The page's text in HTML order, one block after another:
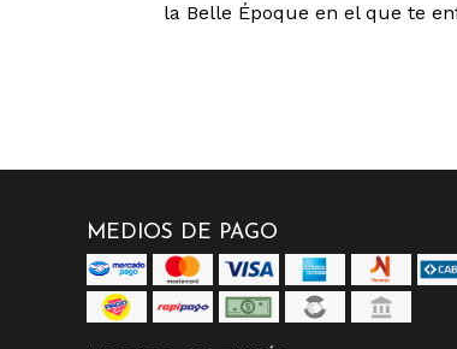
la Belle Époque en el que te
MEDIOS DE PAGO